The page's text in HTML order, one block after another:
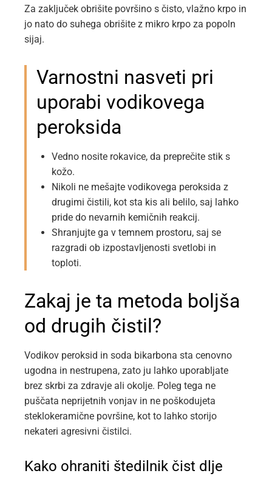
Za zaključek obrišite površino s čisto, vlažno krpo in
jo nato do suhega obrišite z mikro krpo za popoln
sijaj.
Varnostni nasveti pri
uporabi vodikovega
peroksida
Vedno nosite rokavice, da preprečite stik s
kožo.
Nikoli ne mešajte vodikovega peroksida z
drugimi čistili, kot sta kis ali belilo, saj lahko
pride do nevarnih kemičnih reakcij.
Shranjujte ga v temnem prostoru, saj se
razgradi ob izpostavljenosti svetlobi in
toploti.
Zakaj je ta metoda boljša
od drugih čistil?
Vodikov peroksid in soda bikarbona sta cenovno
ugodna in nestrupena, zato ju lahko uporabljate
brez skrbi za zdravje ali okolje. Poleg tega ne
puščata neprijetnih vonjav in ne poškodujeta
steklokeramične površine, kot to lahko storijo
nekateri agresivni čistilci.
Kako ohraniti štedilnik čist dlje